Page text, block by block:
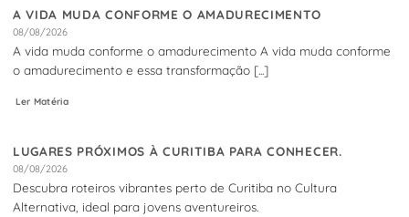
A VIDA MUDA CONFORME O AMADURECIMENTO
08/08/2026
A vida muda conforme o amadurecimento A vida muda conforme
o amadurecimento e essa transformação [...]
Ler Matéria
LUGARES PRÓXIMOS À CURITIBA PARA CONHECER.
08/08/2026
Descubra roteiros vibrantes perto de Curitiba no Cultura
Alternativa, ideal para jovens aventureiros.